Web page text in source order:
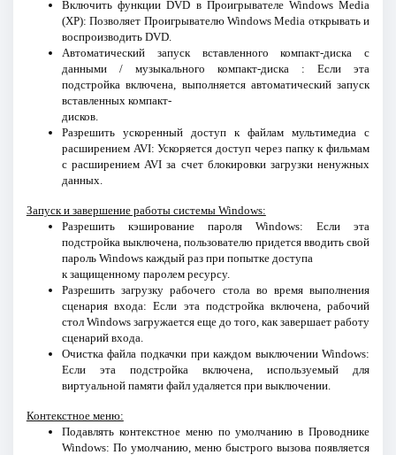
Включить функции DVD в Проигрывателе Windows Media
(XP): Позволяет Проигрывателю Windows Media открывать и
воспроизводить DVD.
Автоматический запуск вставленного компакт-диска с
данными / музыкального компакт-диска : Если эта
подстройка включена, выполняется автоматический запуск
вставленных компакт-
дисков.
Разрешить ускоренный доступ к файлам мультимедиа с
расширением AVI: Ускоряется доступ через папку к фильмам
с расширением AVI за счет блокировки загрузки ненужных
данных.
Запуск и завершение работы системы Windows:
Разрешить кэширование пароля Windows: Если эта
подстройка выключена, пользователю придется вводить свой
пароль Windows каждый раз при попытке доступа
к защищенному паролем ресурсу.
Разрешить загрузку рабочего стола во время выполнения
сценария входа: Если эта подстройка включена, рабочий
стол Windows загружается еще до того, как завершает работу
сценарий входа.
Очистка файла подкачки при каждом выключении Windows:
Если эта подстройка включена, используемый для
виртуальной памяти файл удаляется при выключении.
Контекстное меню:
Подавлять контекстное меню по умолчанию в Проводнике
Windows: По умолчанию, меню быстрого вызова появляется